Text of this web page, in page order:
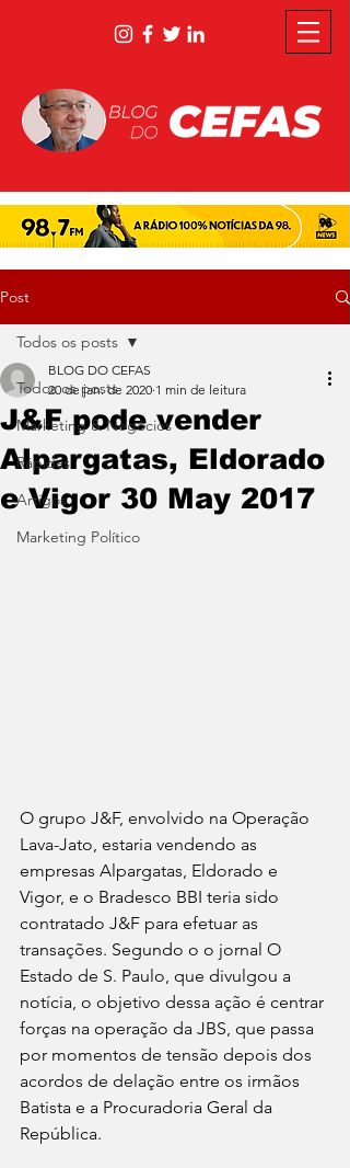
Post
Todos os posts
Marketing & Negócios
Rápidas
Artigos
Marketing Político
Todos os posts
J&F pode vender
Alpargatas, Eldorado
e Vigor 30 May 2017
BLOG DO CEFAS
20 de jan. de 2020 1 min de leitura
O grupo J&F, envolvido na Operação
Lava-Jato, estaria vendendo as
empresas Alpargatas, Eldorado e
Vigor, e o Bradesco BBI teria sido
contratado J&F para efetuar as
transações. Segundo o o jornal O
Estado de S. Paulo, que divulgou a
notícia, o objetivo dessa ação é centrar
forças na operação da JBS, que passa
por momentos de tensão depois dos
acordos de delação entre os irmãos
Batista e a Procuradoria Geral da
República.